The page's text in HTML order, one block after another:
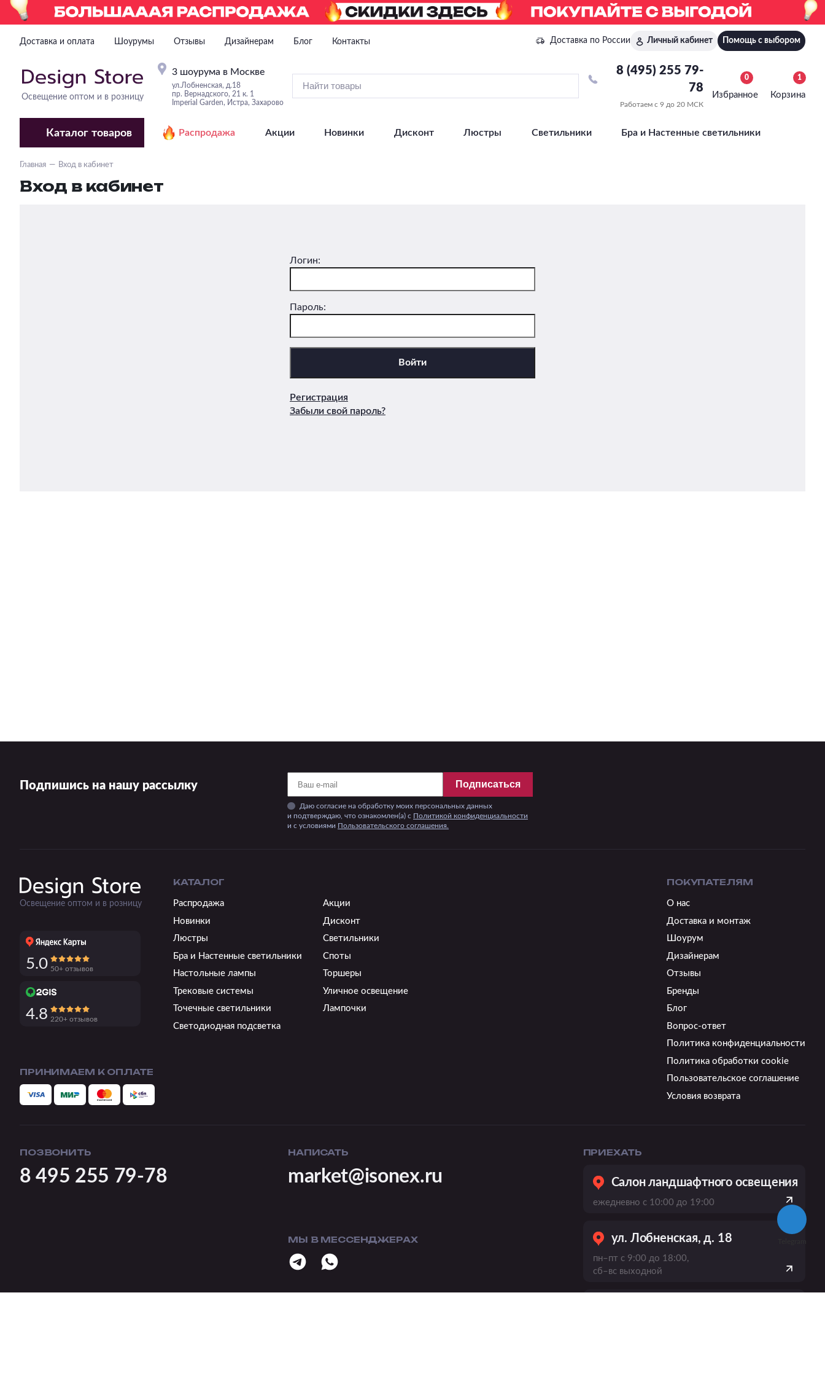
Доставка и оплата Шоурумы Отзывы Дизайнерам Блог Контакты Доставка по России Личный кабинет Помощь с выбором
Освещение оптом и в розницу
3 шоурума в Москве
ул.Лобненская, д.18
пр. Вернадского, 21 к. 1
Imperial Garden, Истра, Захарово
8 (495) 255 79-
78
Работаем с 9 до 20 МСК
Избранное
0
Корзина
1
Каталог товаров Распродажа Акции Новинки Дисконт Люстры Светильники Бра и Настенные светильники
Главная Вход в кабинет
Вход в кабинет
Логин:
Пароль:
Регистрация
Забыли свой пароль?
Подпишись на нашу рассылку Подписаться
Даю согласие на обработку моих персональных данных
и подтверждаю, что ознакомлен(а) с Политикой конфиденциальности
и c условиями Пользовательского соглашения.
Освещение оптом и в розницу
5.0 50+ отзывов
4.8 220+ отзывов
ПРИНИМАЕМ К ОПЛАТЕ
КАТАЛОГ
Распродажа
Акции
Новинки
Дисконт
Люстры
Светильники
Бра и Настенные светильники
Споты
Настольные лампы
Торшеры
Трековые системы
Уличное освещение
Точечные светильники
Лампочки
Светодиодная подсветка
ПОКУПАТЕЛЯМ
О нас
Доставка и монтаж
Шоурум
Дизайнерам
Отзывы
Бренды
Блог
Вопрос-ответ
Политика конфиденциальности
Политика обработки cookie
Пользовательское соглашение
Условия возврата
ПОЗВОНИТЬ
8 495 255 79-78
НАПИСАТЬ
market@isonex.ru
МЫ В МЕССЕНДЖЕРАХ
ПРИЕХАТЬ
Салон ландшафтного освещения
ежедневно с 10:00 до 19:00
ул. Лобненская, д. 18
пн–пт с 9:00 до 18:00,
сб–вс выходной
Telegram